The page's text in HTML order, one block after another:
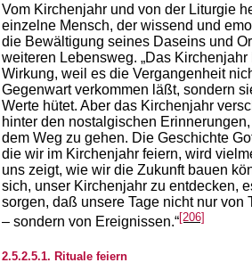
Vom Kirchenjahr und von der Liturgie
einzelne Mensch, der wissend und
die Bewältigung seines Daseins und
weiteren Lebensweg. „Das
Wirkung, weil es die Vergangenheit
Gegenwart verkommen läßt, sondern
Werte hütet. Aber das Kirchenjahr
hinter den nostalgischen
dem Weg zu gehen. Die Geschichte
die wir im Kirchenjahr feiern, wird
uns zeigt, wie wir die Zukunft bauen
sich, unser Kirchenjahr zu entdecken,
sorgen, daß unsere Tage nicht nur von
– sondern von Ereignissen.“[206]
2.5.2.5.1. Rituale feiern